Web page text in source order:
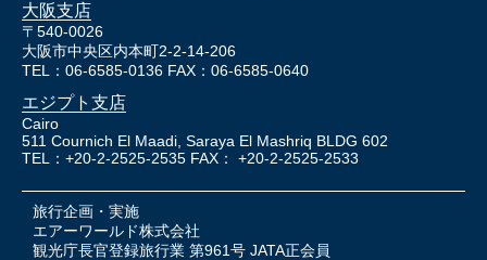
大阪支店
〒540-0026
大阪市中央区内本町2-2-14-206
TEL：06-6585-0136 FAX：06-6585-0640
エジプト支店
Cairo
511 Cournich El Maadi, Saraya El Mashriq BLDG 602
TEL：+20-2-2525-2535 FAX： +20-2-2525-2533
旅行企画・実施
エアーワールド株式会社
観光庁長官登録旅行業 第961号 JATA正会員